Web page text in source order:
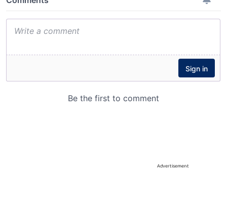
Advertisement